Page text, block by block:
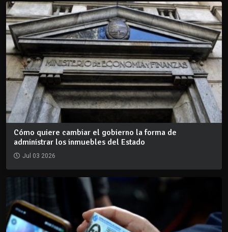
Cómo quiere cambiar el gobierno la forma de
administrar los inmuebles del Estado
Jul 03 2026